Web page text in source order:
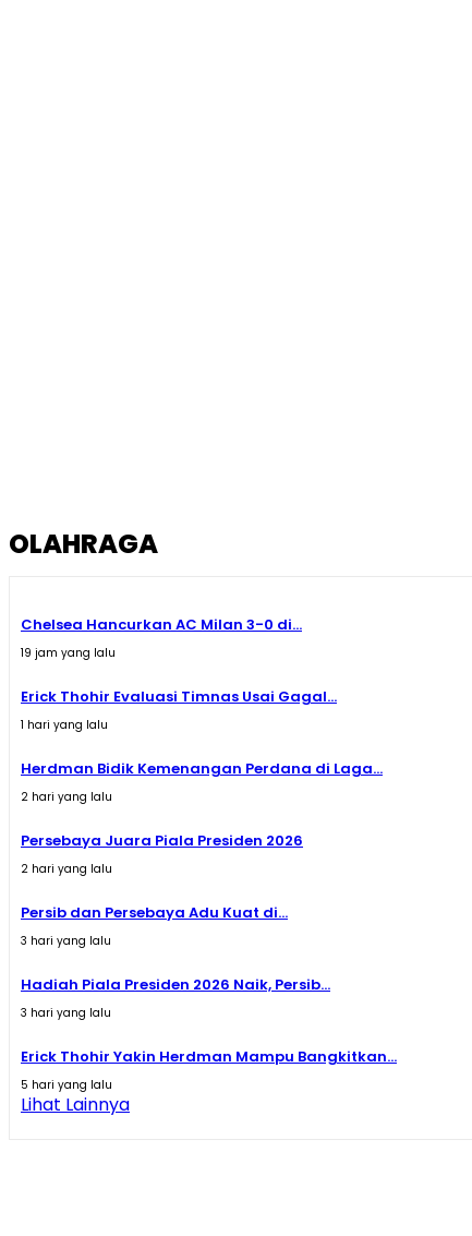
OLAHRAGA
Chelsea Hancurkan AC Milan 3-0 di...
19 jam yang lalu
Erick Thohir Evaluasi Timnas Usai Gagal...
1 hari yang lalu
Herdman Bidik Kemenangan Perdana di Laga...
2 hari yang lalu
Persebaya Juara Piala Presiden 2026
2 hari yang lalu
Persib dan Persebaya Adu Kuat di...
3 hari yang lalu
Hadiah Piala Presiden 2026 Naik, Persib...
3 hari yang lalu
Erick Thohir Yakin Herdman Mampu Bangkitkan...
5 hari yang lalu
Lihat Lainnya